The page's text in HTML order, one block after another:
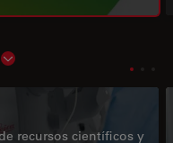
Show subnavigation
recursos científicos y